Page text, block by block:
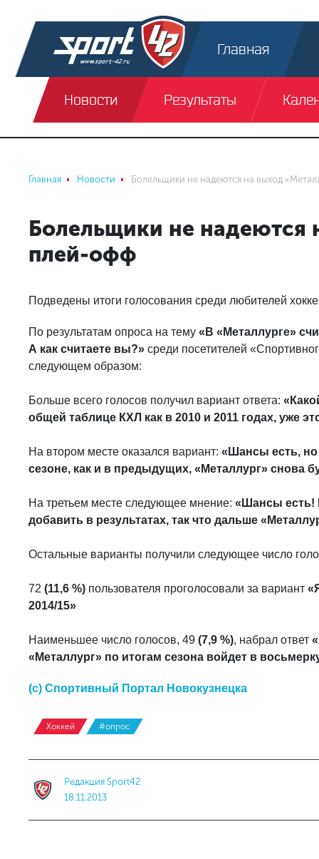
Главная
Новости Результаты
Главная Новости Болельщики не надеются на выход
Болельщики не надеются
плей-офф
Подведены итоги голосования среди любителей
По результатам опроса на тему «В «Металлурге»
А как считаете вы?» среди посетителей
следующем образом:
Больше всего голосов получил вариант ответа:
общей таблице КХЛ как в 2010 и 2011 годах, уже
На втором месте оказался вариант: «Шансы есть, но
сезоне, как и в предыдущих, «Металлург» снова
На третьем месте следующее мнение: «Шансы есть!
добавить в результатах, так что дальше
Остальные варианты получили следующее число
72 (11,6 %) пользователя проголосовали за вариант
2014/15»
Наименьшее число голосов, 49 (7,9 %), набрал ответ
«Металлург» по итогам сезона войдет в
(с) Спортивный Портал Новокузнецка
Хоккей #опрос
Редакция Sport42
18.11.2013